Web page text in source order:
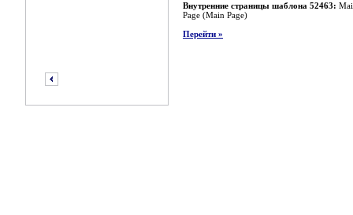
Внутренние страницы шаблона 52463:
Page (Main Page)
Перейти »